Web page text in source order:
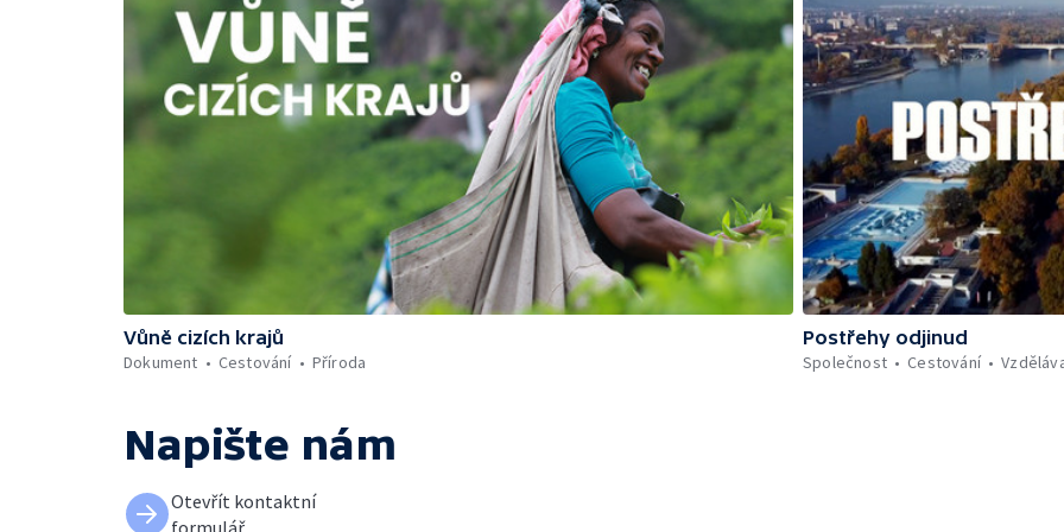
Vůně cizích krajů
Dokument
Cestování Příroda
Postřehy odjinud
Společnost
Cestování
Napište nám
Otevřít kontaktní
formulář